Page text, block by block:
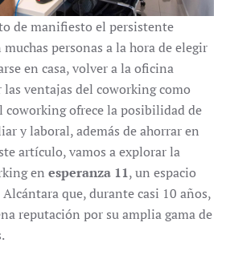
de manifiesto el persistente
personas a la hora de elegir
en casa, volver a la oficina
ventajas del coworking como
coworking ofrece la posibilidad de
y laboral, además de ahorrar en
artículo, vamos a explorar la
en esperanza 11, un espacio
que, durante casi 10 años,
reputación por su amplia gama de